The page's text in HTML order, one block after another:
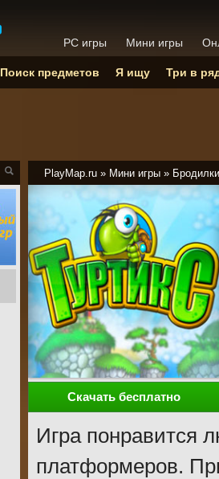
PlayMap.ru » Мини игры » Бродилки
Скачать бесплатно
Игра понравится
платформеров.
PC игры Мини игры
Поиск предметов Я ищу Три в